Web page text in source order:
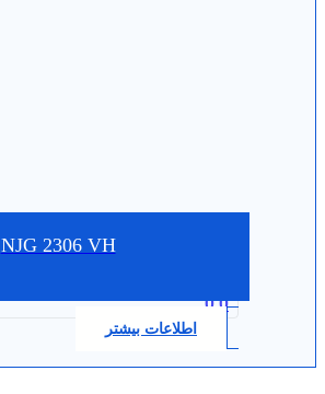
NJG 2306 VH
0.0
اطلاعات بیشتر